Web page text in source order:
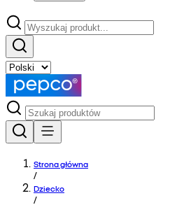
Strona główna
/
Dziecko
/